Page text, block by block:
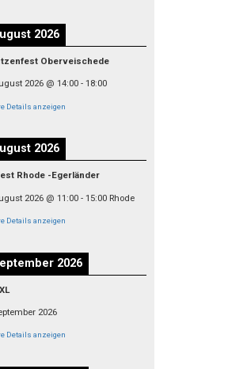
2026
Oberveischede
2026@ 14:00- 18:00
Details anzeigen
2026
Rhode -Egerländer
2026@ 11:00- 15:00 Rhode
Details anzeigen
2026
2026
Details anzeigen